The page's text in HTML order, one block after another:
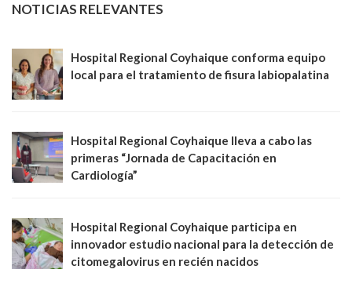
NOTICIAS RELEVANTES
Hospital Regional Coyhaique conforma equipo
local para el tratamiento de fisura labiopalatina
Hospital Regional Coyhaique lleva a cabo las
primeras “Jornada de Capacitación en
Cardiología”
Hospital Regional Coyhaique participa en
innovador estudio nacional para la detección de
citomegalovirus en recién nacidos